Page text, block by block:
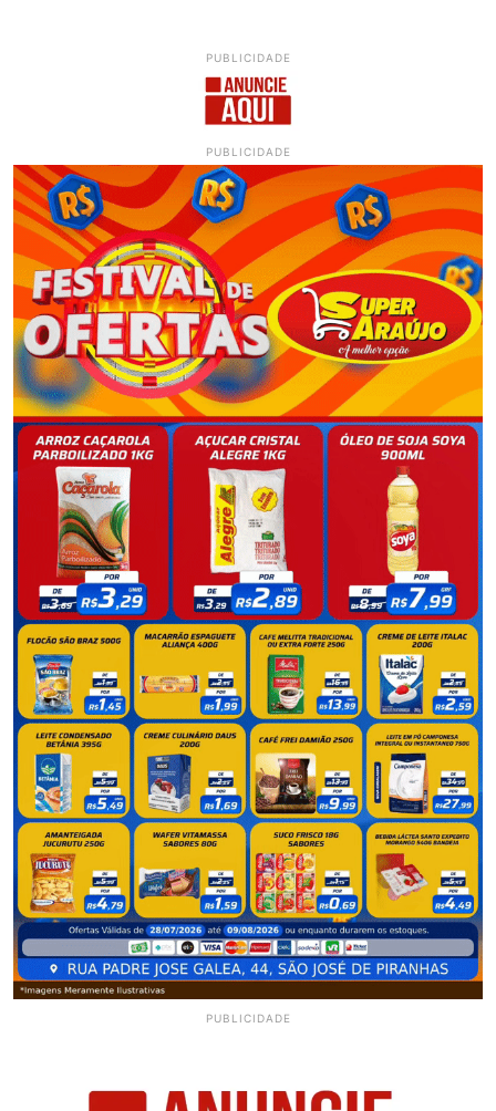
PUBLICIDADE
PUBLICIDADE
PUBLICIDADE